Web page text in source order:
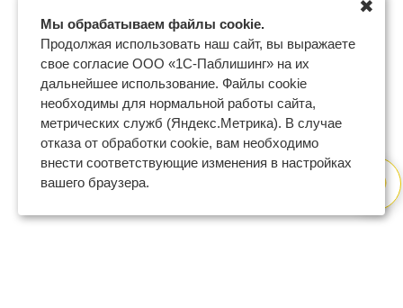
Мы обрабатываем файлы cookie.
Продолжая использовать наш сайт, вы выражаете
свое согласие ООО «1С-Паблишинг» на их
дальнейшее использование. Файлы cookie
необходимы для нормальной работы сайта,
метрических служб (Яндекс.Метрика). В случае
отказа от обработки cookie, вам необходимо
внести соответствующие изменения в настройках
вашего браузера.
✖